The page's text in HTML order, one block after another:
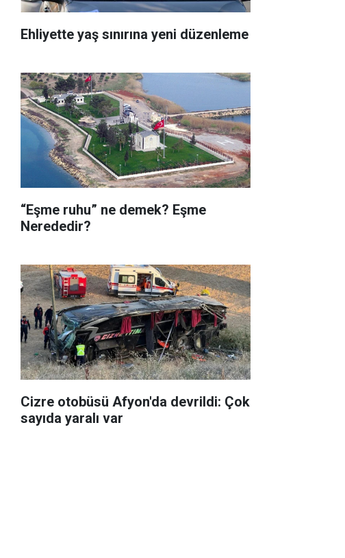
Ehliyette yaş sınırına yeni düzenleme
“Eşme ruhu” ne demek? Eşme
Nerededir?
Cizre otobüsü Afyon'da devrildi: Çok
sayıda yaralı var